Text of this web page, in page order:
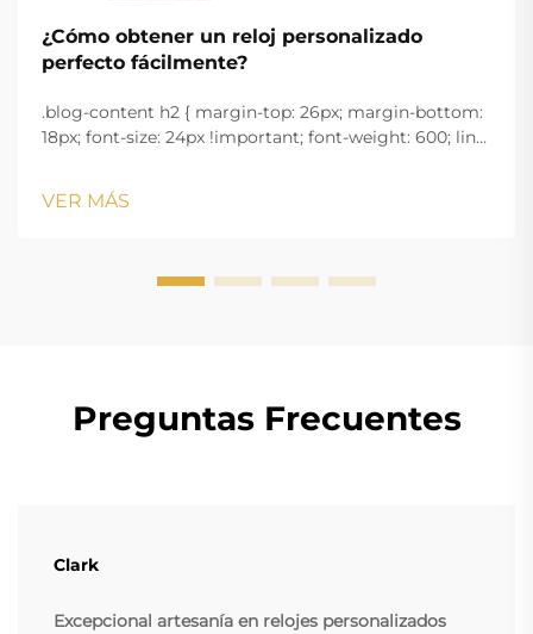
¿Cómo obtener un reloj personalizado
perfecto fácilmente?
.blog-content h2 { margin-top: 26px; margin-bottom:
18px; font-size: 24px !important; font-weight: 600; line-
margin-bottom: 18px; font-size: 20px !important; font-
w...
VER MÁS
Preguntas Frecuentes
Clark
Excepcional artesanía en relojes personalizados